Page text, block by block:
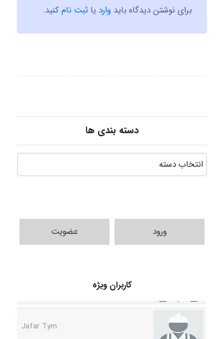
برای نوشتن دیدگاه باید وارد یا ثبت نامکنید.
دسته بندی ها
ورود عضویت
کاربران ویژه